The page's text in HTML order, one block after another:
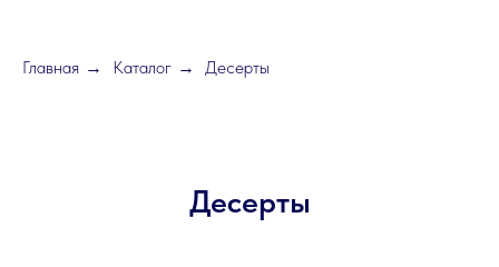
Главная → Каталог → Десерты
Десерты